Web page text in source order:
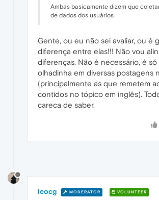
Ambas basicamente dizem que
de dados dos usuários.
Gente, ou eu não sei avaliar, ou é
diferença entre elas!!! Não vou
diferenças. Não é necessário, é só
olhadinha em diversas postagens
(principalmente as que remetem
contidos no tópico em inglês).
careca de saber.
leocg MODERATOR VOLUNTEER